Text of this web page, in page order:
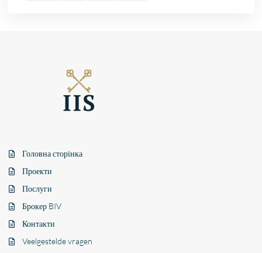
Головна сторінка
Проекти
Послуги
Брокер BIV
Контакти
Veelgestelde vragen